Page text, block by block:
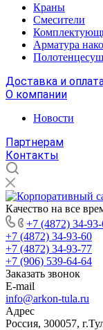
Краны
Смесители
Арматура
Доставка и
О компании
Новости
Партнерам
Контакты
Качество на все
+7 (4872) 34-
+7 (4872) 34-93-60
+7 (4872) 34-93-77
+7 (906) 539-64-64
Заказать звонок
E-mail
info@arkon-tula.ru
Адрес
Россия, 300057,